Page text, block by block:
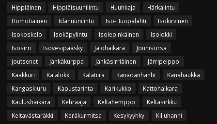
Hippiäinen
Hippiäisuunilintu Huuhkaja
Härkälintu
Hömötiainen
Idänuunilintu Iso-Huopalahti
Isokirvinen
Isokoskelo
Isokäpylintu Isolepinkäinen
Isolokki
Isosirri
Isovesipääsky Jalohaikara
Jouhisorsa
joutsenet
Jänkäkurppa Jänkäsirriäinen
Järripeippo
Kaakkuri
Kalalokki Kalatiira Kanadanhanhi
Kanahaukka
Kangaskiuru
Kapustarinta Karikukko
Kattohaikara
Kaulushaikara
Kehrääjä Keltahemppo
Keltasirkku
Keltavästäräkki
Keräkurmitsa Kesykyyhky
Kiljuhanhi